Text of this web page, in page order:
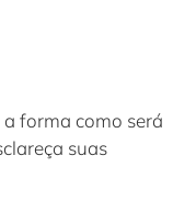
forma como será
suas